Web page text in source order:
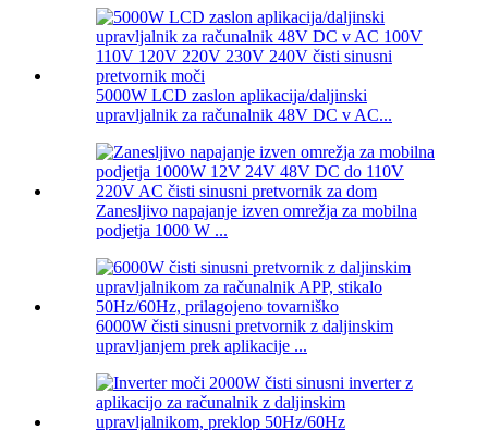
5000W LCD zaslon aplikacija/daljinski
upravljalnik za računalnik 48V DC v AC...
Zanesljivo napajanje izven omrežja za mobilna
podjetja 1000 W ...
6000W čisti sinusni pretvornik z daljinskim
upravljanjem prek aplikacije ...